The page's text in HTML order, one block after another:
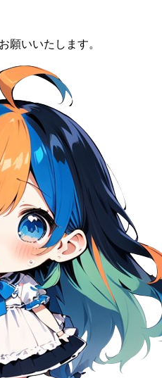
願いいたします。